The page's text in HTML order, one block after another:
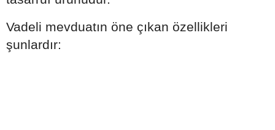
Vadeli mevduatın öne çıkan özellikleri
şunlardır: